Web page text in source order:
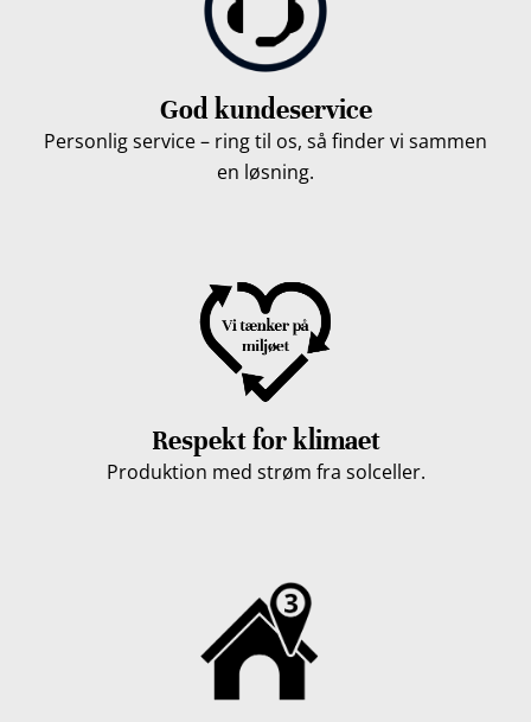
God kundeservice
Personlig service – ring til os, så finder vi sammen
en løsning.
Respekt for klimaet
Produktion med strøm fra solceller.